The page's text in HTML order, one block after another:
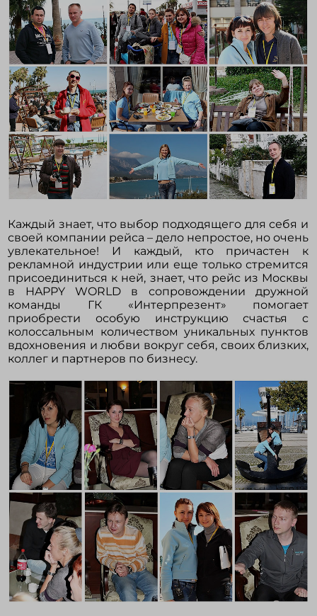
Каждый знает, что выбор подходящего для себя и
своей компании рейса – дело непростое, но очень
увлекательное! И каждый, кто причастен к
рекламной индустрии или еще только стремится
присоединиться к ней, знает, что рейс из Москвы
в HAPPY WORLD в сопровождении дружной
команды ГК «Интерпрезент» помогает
приобрести особую инструкцию счастья с
колоссальным количеством уникальных пунктов
вдохновения и любви вокруг себя, своих близких,
коллег и партнеров по бизнесу.